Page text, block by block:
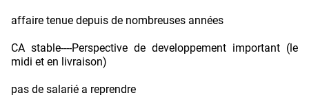
affaire tenue depuis de nombreuses années
CA stable----Perspective de developpement important (le
midi et en livraison)
pas de salarié a reprendre